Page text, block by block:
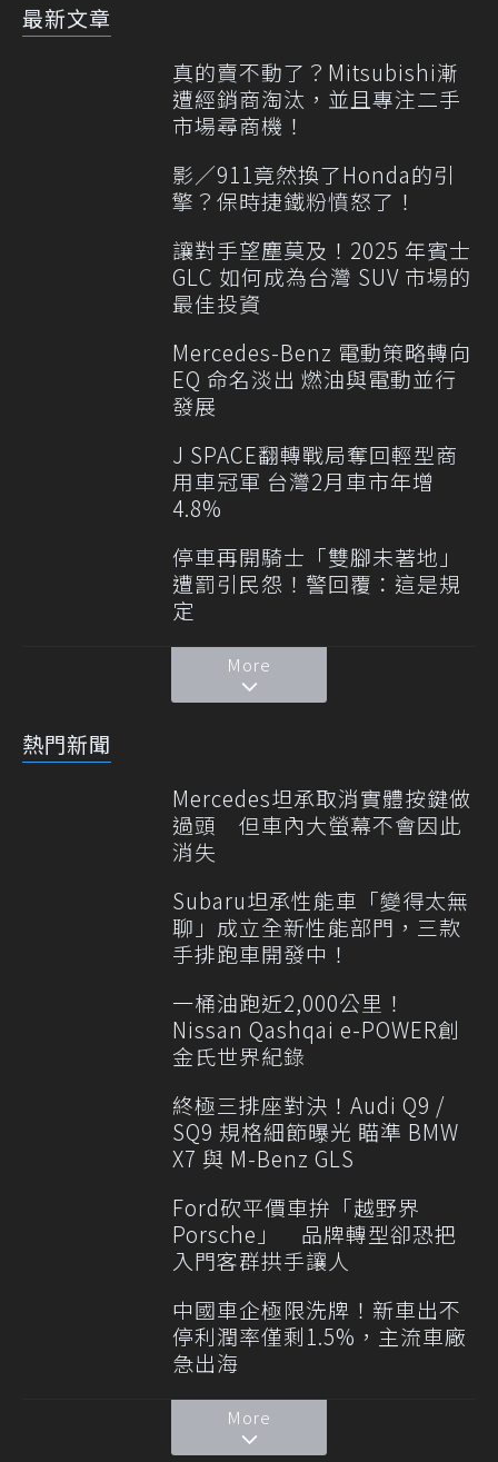
最新文章
真的賣不動了？Mitsubishi漸
遭經銷商淘汰，並且專注二手
市場尋商機！
影／911竟然換了Honda的引
擎？保時捷鐵粉憤怒了！
讓對手望塵莫及！2025 年賓士
GLC 如何成為台灣 SUV 市場的
最佳投資
Mercedes-Benz 電動策略轉向
EQ 命名淡出 燃油與電動並行
發展
J SPACE翻轉戰局奪回輕型商
用車冠軍 台灣2月車市年增
4.8%
停車再開騎士「雙腳未著地」
遭罰引民怨！警回覆：這是規
定
More
熱門新聞
Mercedes坦承取消實體按鍵做
過頭 但車內大螢幕不會因此
消失
Subaru坦承性能車「變得太無
聊」成立全新性能部門，三款
手排跑車開發中！
一桶油跑近2,000公里！
Nissan Qashqai e-POWER創
金氏世界紀錄
終極三排座對決！Audi Q9 /
SQ9 規格細節曝光 瞄準 BMW
X7 與 M-Benz GLS
Ford砍平價車拚「越野界
Porsche」 品牌轉型卻恐把
入門客群拱手讓人
中國車企極限洗牌！新車出不
停利潤率僅剩1.5%，主流車廠
急出海
More